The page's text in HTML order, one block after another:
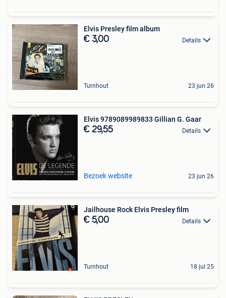
Elvis Presley film album
€ 3,00 Details
Turnhout 23 jun 26
Elvis 9789089989833 Gillian G. Gaar
€ 29,55 Details
Bezoek website 23 jun 26
Jailhouse Rock Elvis Presley film
€ 5,00 Details
Turnhout 18 jul 25